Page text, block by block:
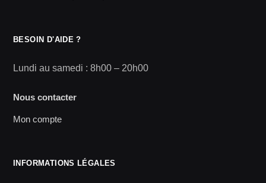
BESOIN D'AIDE ?
Lundi au samedi : 8h00 – 20h00
Nous contacter
Mon compte
INFORMATIONS LÉGALES